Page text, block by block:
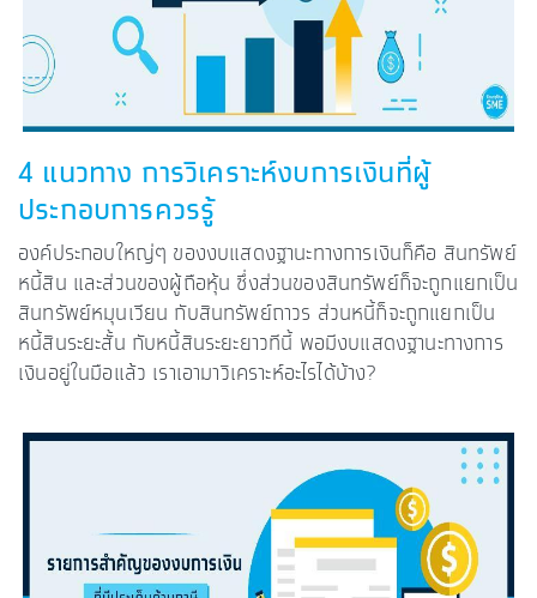
4 แนวทาง การวิเคราะห์งบการเงินที่ผู้
ประกอบการควรรู้
องค์ประกอบใหญ่ๆ ของงบแสดงฐานะทางการเงินก็คือ สินทรัพย์
หนี้สิน และส่วนของผู้ถือหุ้น ซึ่งส่วนของสินทรัพย์ก็จะถูกแยกเป็น
สินทรัพย์หมุนเวียน กับสินทรัพย์ถาวร ส่วนหนี้ก็จะถูกแยกเป็น
หนี้สินระยะสั้น กับหนี้สินระยะยาวทีนี้ พอมีงบแสดงฐานะทางการ
เงินอยู่ในมือแล้ว เราเอามาวิเคราะห์อะไรได้บ้าง?